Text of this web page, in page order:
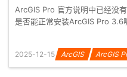
ArcGIS Pro 官方说明中已经没
是否能正常安装ArcGIS Pro 3.6
2025-12-15 ArcGIS ArcGIS